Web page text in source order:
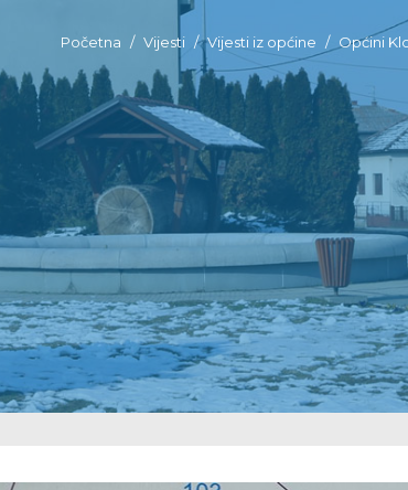
Početna Vijesti Vijesti iz općine Općini